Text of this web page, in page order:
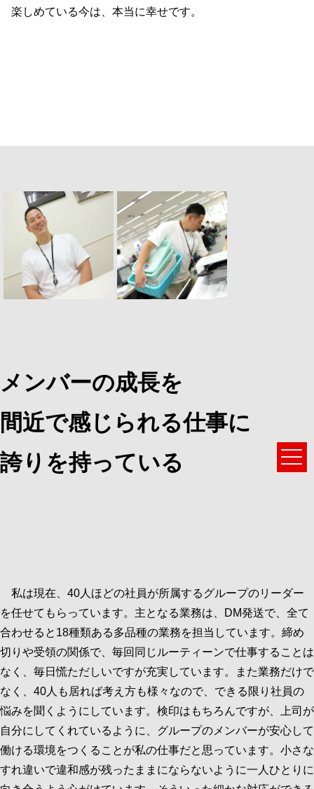
楽しめている今は、本当に幸せです。
メンバーの成長を
間近で感じられる仕事に
誇りを持っている
私は現在、40人ほどの社員が所属するグループのリーダー
を任せてもらっています。主となる業務は、DM発送で、全て
合わせると18種類ある多品種の業務を担当しています。締め
切りや受領の関係で、毎回同じルーティーンで仕事することは
なく、毎日慌ただしいですが充実しています。また業務だけで
なく、40人も居れば考え方も様々なので、できる限り社員の
悩みを聞くようにしています。検印はもちろんですが、上司が
自分にしてくれているように、グループのメンバーが安心して
働ける環境をつくることが私の仕事だと思っています。小さな
すれ違いで違和感が残ったままにならないように一人ひとりに